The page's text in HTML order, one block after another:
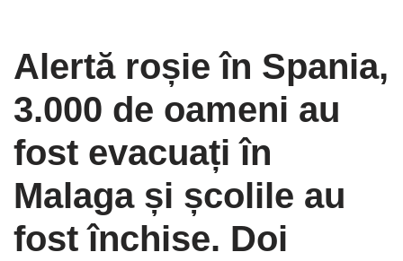
Alertă roșie în Spania,
3.000 de oameni au
fost evacuați în
Malaga și școlile au
fost închise. Doi